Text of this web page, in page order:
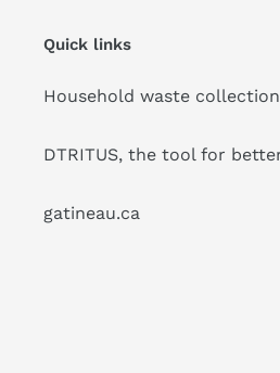
Quick links
Household waste collection
DTRITUS, the tool for
gatineau.ca